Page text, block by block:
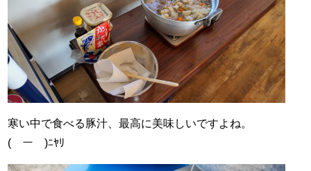
寒い中で食べる豚汁、最高に美味しいですよね。
(￣ー￣)ﾆﾔﾘ